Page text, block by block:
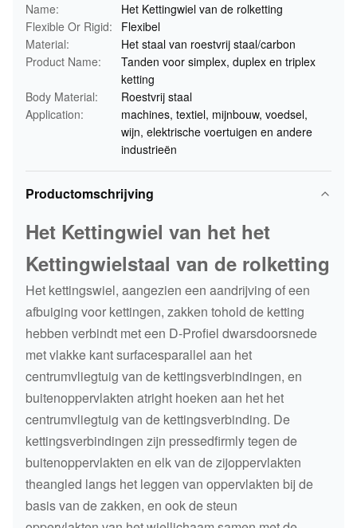
Name:
Het Kettingwiel van de rolketting
Flexible Or Rigid:
Flexibel
Material:
Het staal van roestvrij staal/carbon
Product Name:
Tanden voor simplex, duplex en triplex
ketting
Body Material:
Roestvrij staal
Application:
machines, textiel, mijnbouw, voedsel,
wijn, elektrische voertuigen en andere
industrieën
Productomschrijving
Het Kettingwiel van het het
Kettingwielstaal van de rolketting
Het kettingswiel, aangezien een aandrijving of een
afbuiging voor kettingen, zakken tohold de ketting
hebben verbindt met een D-Profiel dwarsdoorsnede
met vlakke kant surfacesparallel aan het
centrumvliegtuig van de kettingsverbindingen, en
buitenoppervlakten atright hoeken aan het het
centrumvliegtuig van de kettingsverbinding. De
kettingsverbindingen zijn pressedfirmly tegen de
buitenoppervlakten en elk van de zijoppervlakten
theangled langs het leggen van oppervlakten bij de
basis van de zakken, en ook de steun